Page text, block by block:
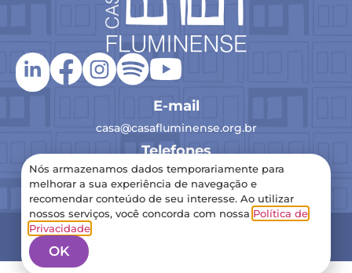
E-mail
casa@casafluminense.org.br
Telefones
(21) 2516-0193
2024 Casa Fluminense – Todos os direitos reservados
Nós armazenamos dados temporariamente para
melhorar a sua experiência de navegação e
recomendar conteúdo de seu interesse. Ao utilizar
nossos serviços, você concorda com nossa Política de
Privacidade.
OK